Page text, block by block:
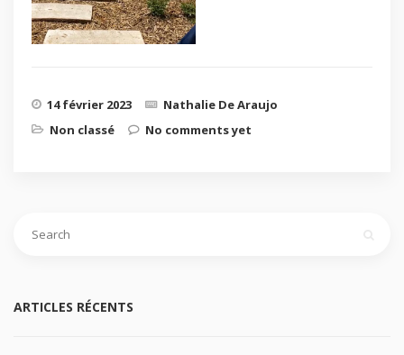
14 février 2023
Nathalie De Araujo
Non classé
No comments yet
ARTICLES RÉCENTS